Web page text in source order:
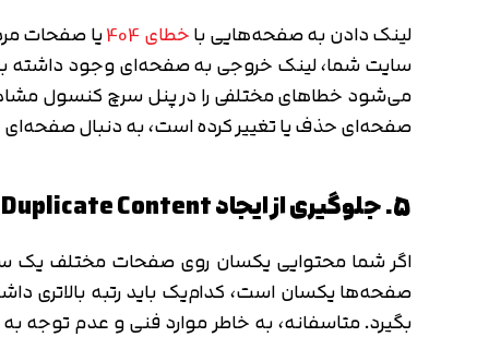
لینک دادن به صفحه‌هایی باخطای 404
یا صفحات
سایت شما، لینک خروجی به صفحه‌ای وجود داشته
صفحه‌ای حذف یا تغییر کرده است، به دنبال صفحه‌ای
5. جلوگیری از ایجاد Duplicate Content در سایت
اگر شما محتوایی یکسان روی صفحات مختلف یک
صفحه‌ها یکسان است، کدام‌یک باید رتبه بالاتری